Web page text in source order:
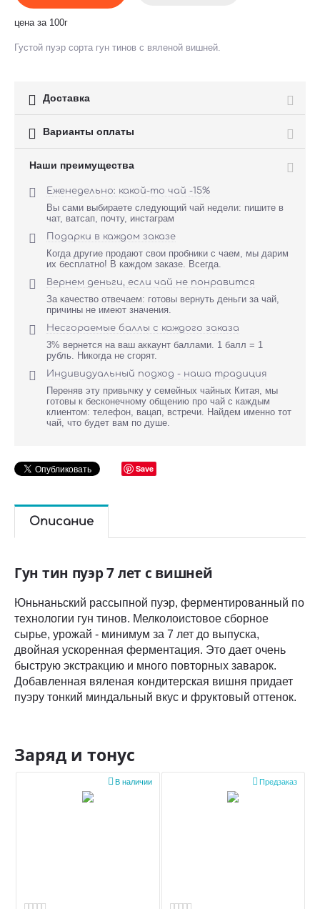
цена за 100г
Густой пуэр сорта гун тинов с вяленой вишней.
 Доставка
 Варианты оплаты
Наши преимущества
 Еженедельно: какой-то чай -15%
Вы сами выбираете следующий чай недели: пишите в
чат, ватсап, почту, инстаграм
 Подарки в каждом заказе
Когда другие продают свои пробники с чаем, мы дарим
их бесплатно! В каждом заказе. Всегда.
 Вернем деньги, если чай не понравится
За качество отвечаем: готовы вернуть деньги за чай,
причины не имеют значения.
 Несгораемые баллы с каждого заказа
3% вернется на ваш аккаунт баллами. 1 балл = 1
рубль. Никогда не сгорят.
 Индивидуальный подход - наша традиция
Переняв эту привычку у семейных чайных Китая, мы
готовы к бесконечному общению про чай с каждым
клиентом: телефон, вацап, встречи. Найдем именно тот
чай, что будет вам по душе.
Save
Описание
Гун тин пуэр 7 лет с вишней
Юньнаньский рассыпной пуэр, ферментированный по
технологии гун тинов. Мелколоистовое сборное
сырье, урожай - минимум за 7 лет до выпуска,
двойная ускоренная ферментация. Это дает очень
быструю экстракцию и много повторных заварок.
Добавленная вяленая кондитерская вишня придает
пуэру тонкий миндальный вкус и фруктовый оттенок.
Заряд и тонус
В наличии
 Предзаказ
